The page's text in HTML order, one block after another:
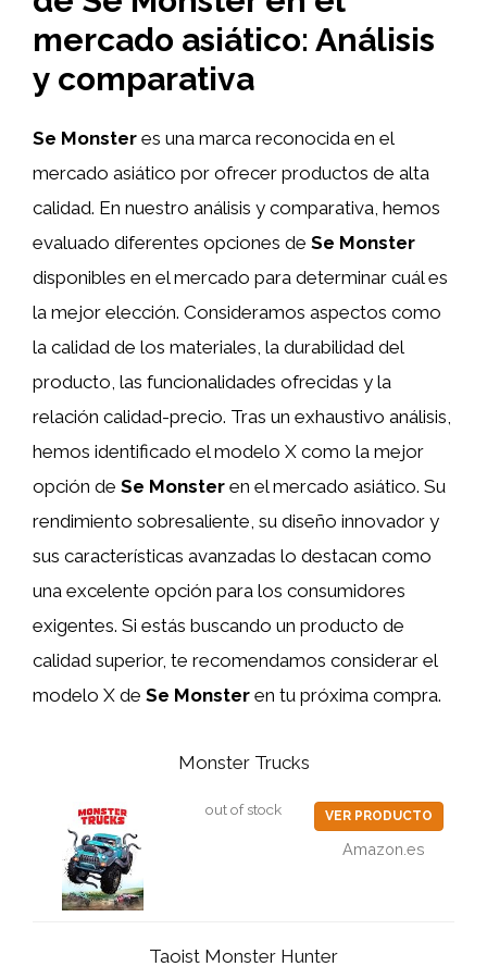
mercado asiático: Análisis
y comparativa
Se Monster es una marca reconocida en el
mercado asiático por ofrecer productos de alta
calidad. En nuestro análisis y comparativa, hemos
evaluado diferentes opciones de Se Monster
disponibles en el mercado para determinar cuál es
la mejor elección. Consideramos aspectos como
la calidad de los materiales, la durabilidad del
producto, las funcionalidades ofrecidas y la
relación calidad-precio. Tras un exhaustivo análisis,
hemos identificado el modelo X como la mejor
opción de Se Monster en el mercado asiático. Su
rendimiento sobresaliente, su diseño innovador y
sus características avanzadas lo destacan como
una excelente opción para los consumidores
exigentes. Si estás buscando un producto de
calidad superior, te recomendamos considerar el
modelo X de Se Monster en tu próxima compra.
Monster Trucks
out of stock VER PRODUCTO
Amazon.es
Taoist Monster Hunter